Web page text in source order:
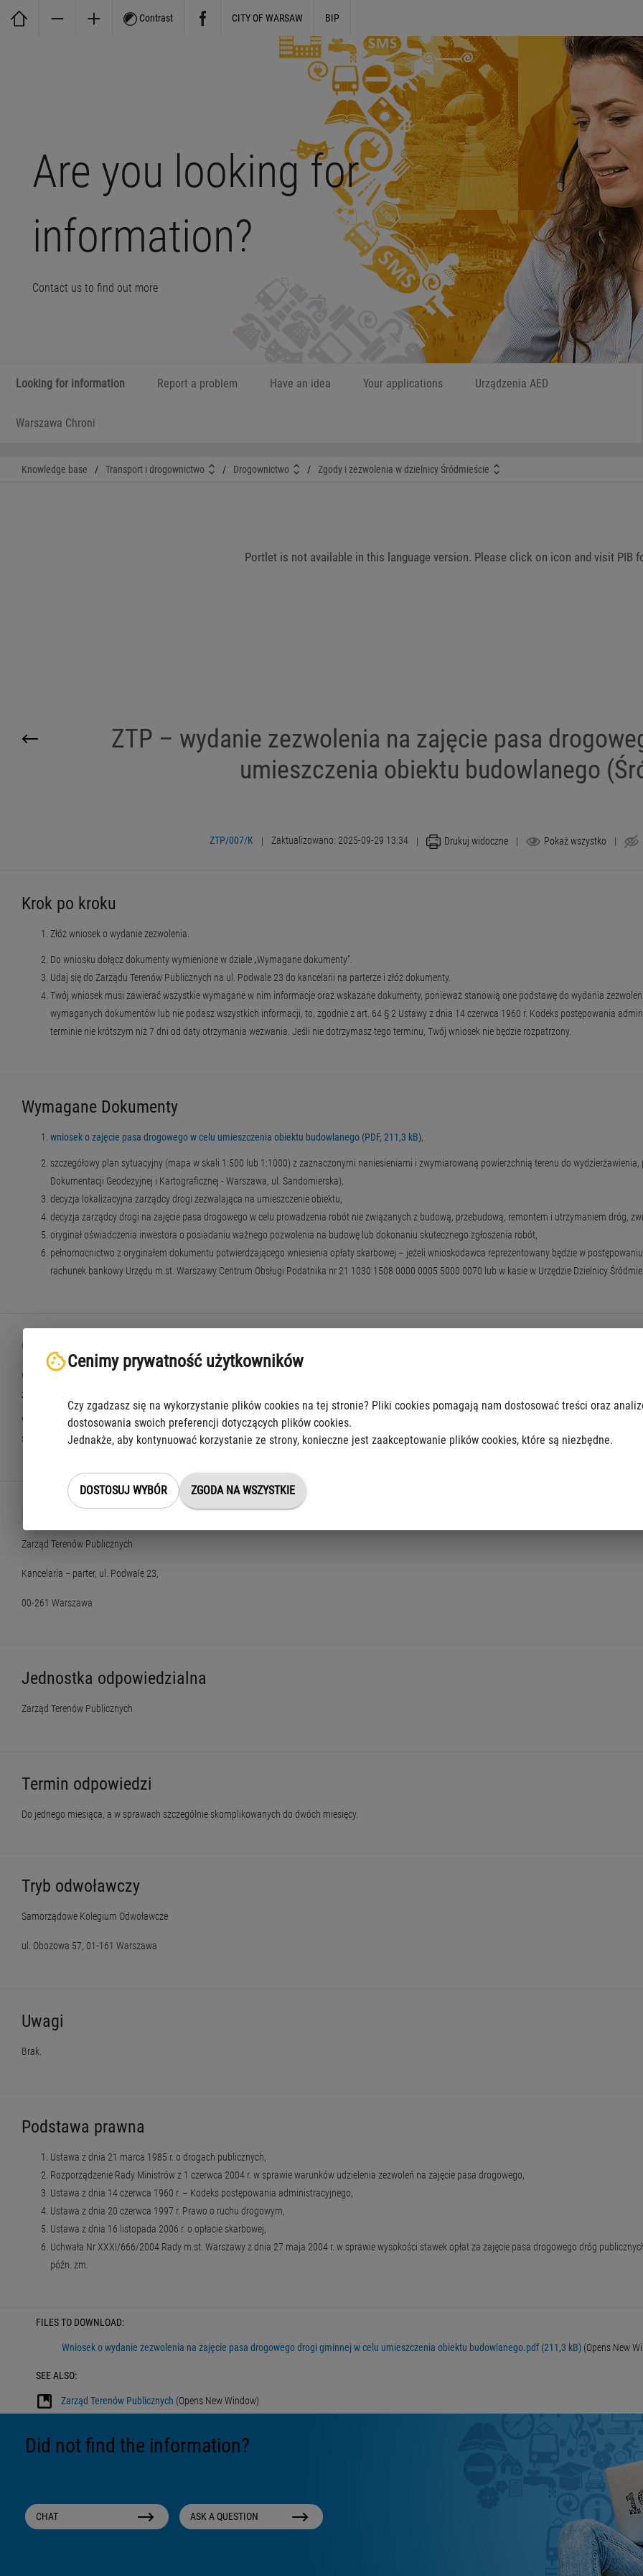
Contrast CITY OF WARSAW BIP
Are you looking for
information?
Contact us to find out more
Looking for information Report a problem Have an idea Your applications Urządzenia AED
Warszawa Chroni
Knowledge base / Transport i drogownictwo / Drogownictwo / Zgody i zezwolenia w dzielnicy Śródmieście
Portlet is not available in this language version. Please click on icon and visit PIB
ZTP – wydanie zezwolenia na zajęcie pasa
umieszczenia obiektu budowlanego
ZTP/007/K | Zaktualizowano: 2025-09-29 13:34 | Drukuj widoczne | Pokaż wszystko |
Krok po kroku
Złóż wniosek o wydanie zezwolenia.
Do wniosku dołącz dokumenty wymienione w dziale „Wymagane dokumenty”.
Udaj się do Zarządu Terenów Publicznych na ul. Podwale 23 do kancelarii na parterze i złóż dokumenty.
Twój wniosek musi zawierać wszystkie wymagane w nim informacje oraz wskazane dokumenty, ponieważ stanowią one podstawę do wydania
wymaganych dokumentów lub nie podasz wszystkich informacji, to, zgodnie z art. 64 § 2 Ustawy z dnia 14 czerwca 1960 r. Kodeks postępowania
terminie nie krótszym niż 7 dni od daty otrzymania wezwania. Jeśli nie dotrzymasz tego terminu, Twój wniosek nie będzie rozpatrzony.
Wymagane Dokumenty
wniosek o zajęcie pasa drogowego w celu umieszczenia obiektu budowlanego (PDF, 211,3 kB),
szczegółowy plan sytuacyjny (mapa w skali 1:500 lub 1:1000) z zaznaczonymi naniesieniami i zwymiarowaną powierzchnią terenu do
Dokumentacji Geodezyjnej i Kartograficznej - Warszawa, ul. Sandomierska),
decyzja lokalizacyjna zarządcy drogi zezwalająca na umieszczenie obiektu,
decyzja zarządcy drogi na zajęcie pasa drogowego w celu prowadzenia robót nie związanych z budową, przebudową, remontem i utrzymaniem dróg,
oryginał oświadczenia inwestora o posiadaniu ważnego pozwolenia na budowę lub dokonaniu skutecznego zgłoszenia robót,
pełnomocnictwo z oryginałem dokumentu potwierdzającego wniesienia opłaty skarbowej – jeżeli wnioskodawca reprezentowany będzie w
rachunek bankowy Urzędu m.st. Warszawy Centrum Obsługi Podatnika nr 21 1030 1508 0000 0005 5000 0070 lub w kasie w Urzędzie Dzielnicy
Opłaty
Wysokość opłaty za zajęcie pasa drogowego ustala się jako iloczyn liczby metrów kwadratowych zajętej powierzchni pasa drogowego, stawki opłaty za
zajęcie pasa drogowego przez okres krótszy niż 24 godziny jest traktowane jak zajęcie pasa drogowego przez 1 dzień.
Wysokość stawek opłat za zajęcie pasa drogowego określono w Uchwale Nr XXXI/666/2004 Rady m. st. Warszawy z dnia 27 maja 2004 roku w sprawie
st. Warszawy, z wyjątkiem autostrad i dróg ekspresowych.
Miejsce złożenia i odbioru
Zarząd Terenów Publicznych
Kancelaria – parter, ul. Podwale 23,
00-261 Warszawa
Jednostka odpowiedzialna
Zarząd Terenów Publicznych
Termin odpowiedzi
Do jednego miesiąca, a w sprawach szczególnie skomplikowanych do dwóch miesięcy.
Tryb odwoławczy
Samorządowe Kolegium Odwoławcze
ul. Obozowa 57, 01-161 Warszawa
Uwagi
Brak.
Podstawa prawna
Ustawa z dnia 21 marca 1985 r. o drogach publicznych,
Rozporządzenie Rady Ministrów z 1 czerwca 2004 r. w sprawie warunków udzielenia zezwoleń na zajęcie pasa drogowego,
Ustawa z dnia 14 czerwca 1960 r. – Kodeks postępowania administracyjnego,
Ustawa z dnia 20 czerwca 1997 r. Prawo o ruchu drogowym,
Ustawa z dnia 16 listopada 2006 r. o opłacie skarbowej,
Uchwała Nr XXXI/666/2004 Rady m.st. Warszawy z dnia 27 maja 2004 r. w sprawie wysokości stawek opłat za zajęcie pasa drogowego dróg
późn. zm.
FILES TO DOWNLOAD:
Wniosek o wydanie zezwolenia na zajęcie pasa drogowego drogi gminnej w celu umieszczenia obiektu budowlanego.pdf (211,3 kB) (Opens New
SEE ALSO:
Zarząd Terenów Publicznych (Opens New Window)
Did not find the information?
CHAT ASK A QUESTION
Cenimy prywatność użytkowników
Czy zgadzasz się na wykorzystanie plików cookies na tej stronie? Pliki cookies pomagają nam dostosować treści oraz
dostosowania swoich preferencji dotyczących plików cookies.
Jednakże, aby kontynuować korzystanie ze strony, konieczne jest zaakceptowanie plików cookies, które są niezbędne.
DOSTOSUJ WYBÓR ZGODA NA WSZYSTKIE